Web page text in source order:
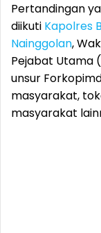
Pertandingan
diikuti Kapolres
Nainggolan,
Pejabat Utama
unsur
masyarakat,
masyarakat